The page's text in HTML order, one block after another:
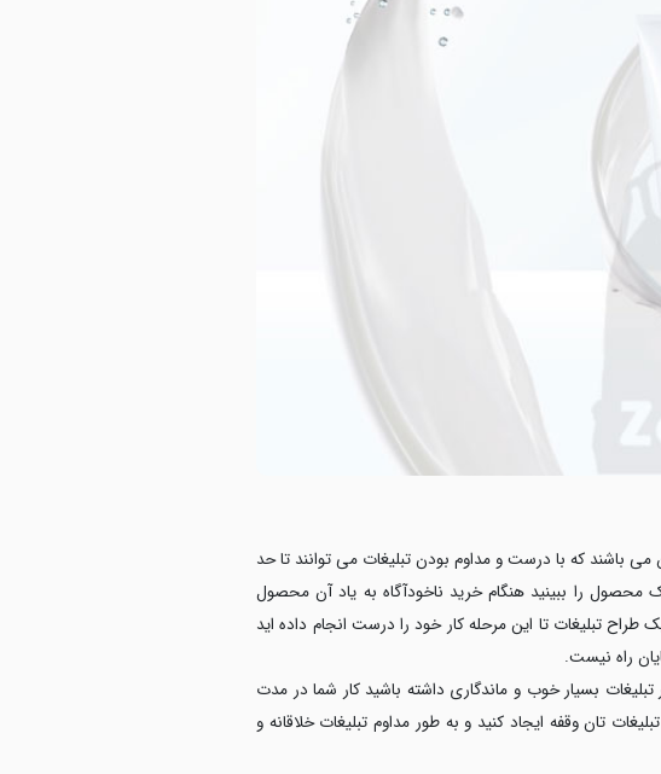
باشند که با درست و مداوم بودن تبلیغات می توانند تا حد
را ببینید هنگام خرید ناخودآگاه به یاد آن محصول
طراح تبلیغات تا این مرحله کار خود را درست انجام داده اید
راه نیست.
بسیار خوب و ماندگاری داشته باشید کار شما در مدت
تان وقفه ایجاد کنید و به طور مداوم تبلیغات خلاقانه و